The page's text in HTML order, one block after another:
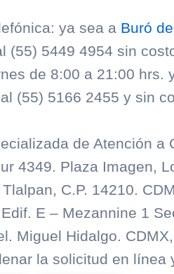
ya sea a Buró
(55) 5449 4954 sin
de 8:00 a 21:00 hrs.
(55) 5166 2455 y sin
de Atención a
4349. Plaza Imagen,
C.P. 14210.
E – Mezannine 1
Miguel Hidalgo.
la solicitud en línea